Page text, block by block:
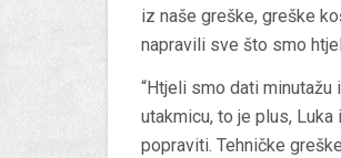
iz naše greške, greške
napravili sve što smo
“Htjeli smo dati minutažu
utakmicu, to je plus,
popraviti. Tehničke